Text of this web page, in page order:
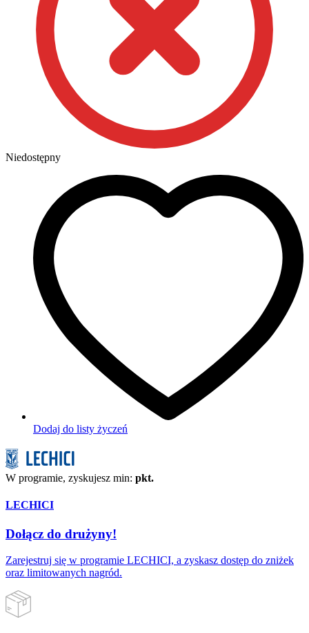
Niedostępny
Dodaj do listy życzeń
W programie, zyskujesz min: pkt.
LECHICI
Dołącz do drużyny!
Zarejestruj się w programie LECHICI, a zyskasz dostęp do zniżek
oraz limitowanych nagród.